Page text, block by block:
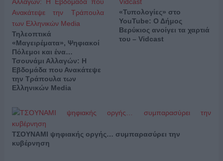
Τηλεοπτικά
«Μαγειρέματα», Ψηφιακοί
Πόλεμοι και ένα…
Τσουνάμι Αλλαγών: Η
Εβδομάδα που Ανακάτεψε
την Τράπουλα των
Ελληνικών Media
«Τυπολογίες» στο
YouTube: Ο Δήμος
Βερύκιος ανοίγει τα χαρτιά
του – Vidcast
ΤΣΟΥΝΑΜΙ ψηφιακής οργής… συμπαρασύρει την
κυβέρνηση